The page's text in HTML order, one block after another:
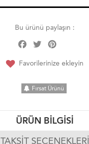
Bu ürünü paylaşın :
Facebook
Twitter
Favorilerinize ekleyin
Fırsat Ürünü
ÜRÜN BILGISI
TAKSIT SEÇENEKLERI